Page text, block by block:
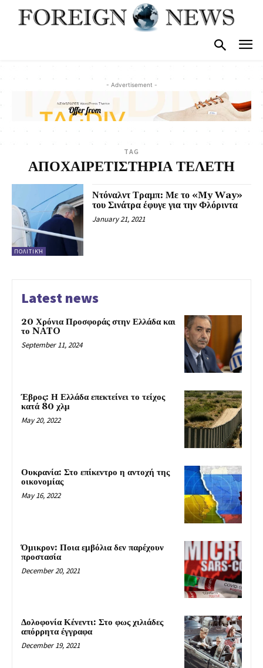
- Advertisement -
TAG
ΑΠΟΧΑΙΡΕΤΙΣΤΗΡΙΑ ΤΕΛΕΤΗ
ΠΟΛΙΤΙΚΉ
Ντόναλντ Τραμπ: Με το «My Way»
του Σινάτρα έφυγε για την Φλόριντα
January 21, 2021
Latest news
20 Χρόνια Προσφοράς στην Ελλάδα και
το NATO
September 11, 2024
Έβρος: Η Ελλάδα επεκτείνει το τείχος
κατά 80 χλμ
May 20, 2022
Ουκρανία: Στο επίκεντρο η αντοχή της
οικονομίας
May 16, 2022
Όμικρον: Ποια εμβόλια δεν παρέχουν
προστασία
December 20, 2021
Δολοφονία Κένεντι: Στο φως χιλιάδες
απόρρητα έγγραφα
December 19, 2021